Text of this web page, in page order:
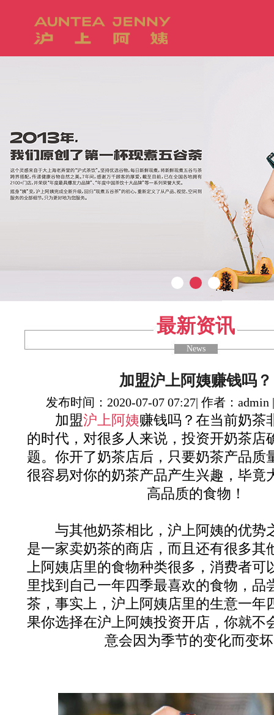
最新资讯
News
加盟沪上阿姨赚钱吗？
发布时间：2020-07-07 07:27| 作者：admin
加盟沪上阿姨赚钱吗？在当前奶茶
的时代，对很多人来说，投资开奶茶店
题。你开了奶茶店后，只要奶茶产品质
很容易对你的奶茶产品产生兴趣，毕竟
高品质的食物！
与其他奶茶相比，沪上阿姨的优势
是一家卖奶茶的商店，而且还有很多其
上阿姨店里的食物种类很多，消费者可
里找到自己一年四季最喜欢的食物，品
茶，事实上，沪上阿姨店里的生意一年
果你选择在沪上阿姨投资开店，你就不
意会因为季节的变化而变